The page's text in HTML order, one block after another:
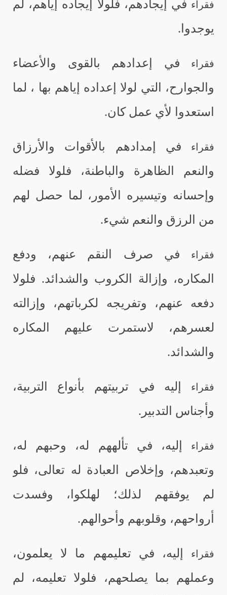
فقراء في إيجادهم، فلولا إيجاده إياهم، لم
يوجدوا.
فقراء
في إعدادهم بالقوى والأعضاء
والجوارح، التي لولا إعداده إياهم بها ، لما
استعدوا لأي عمل كان.
فقراء
في إمدادهم بالأقوات والأرزاق
والنعم الظاهرة والباطنة، فلولا فضله
وإحسانه وتيسيره الأمور، لما حصل لهم
من الرزق والنعم شيء.
فقراء
في صرف النقم عنهم، ودفع
المكاره، وإزالة الكروب والشدائد. فلولا
دفعه عنهم، وتفريجه لكرباتهم، وإزالته
لعسرهم، لاستمرت عليهم المكاره
والشدائد.
فقراء
إليه في تربيتهم بأنواع التربية،
وأجناس التدبير.
فقراء
إليه، في تألههم له، وحبهم له،
وتعبدهم، وإخلاص العبادة له تعالى، فلو
لم يوفقهم لذلك؛ لهلكوا، وفسدت
أرواحهم، وقلوبهم وأحوالهم.
فقراء
إليه، في تعليمهم ما لا يعلمون،
وعملهم بما يصلحهم، فلولا تعليمه، لم